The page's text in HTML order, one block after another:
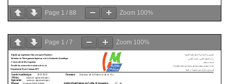
Page 1 / 88 Zoom 100%
Page 1 / 7 Zoom 100%